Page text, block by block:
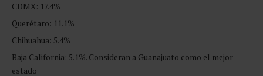
CDMX: 17.4%
Querétaro: 11.1%
Chihuahua: 5.4%
Baja California: 5.1%. Consideran a Guanajuato como el mejor
estado